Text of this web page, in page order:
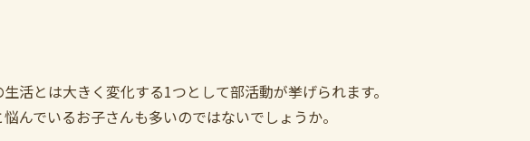
活とは大きく変化する1つとして部活動が挙げられます。
んでいるお子さんも多いのではないでしょうか。